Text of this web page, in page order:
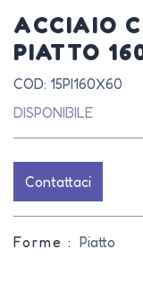
ACCIAIO
PIATTO
COD: 15PI160X60
DISPONIBILE
Contattaci
Forme : Piatto